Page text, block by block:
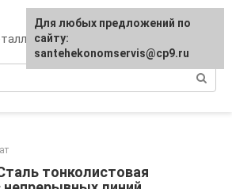
тонколистовая
Для любых предложений по
сайту:
santehekonomservis@cp9.ru